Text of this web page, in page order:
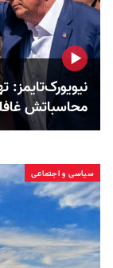
محاسباتش
سیاسی و اجتماعی